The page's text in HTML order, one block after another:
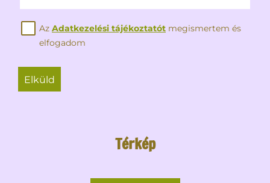
Az Adatkezelési tájékoztatót megismertem és
elfogadom
elküld
Térkép